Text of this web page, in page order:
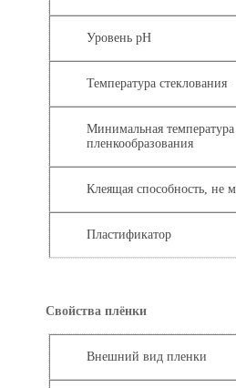
Уровень pH
Температура стеклования
Минимальная температура
пленкообразования
Клеящая способность, не
Пластификатор
Свойства плёнки
Внешний вид пленки